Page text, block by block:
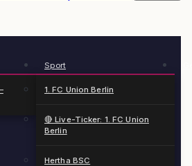
Sport
1. FC Union Berlin
🔴 Live-Ticker: 1. FC Union
Berlin
Hertha BSC